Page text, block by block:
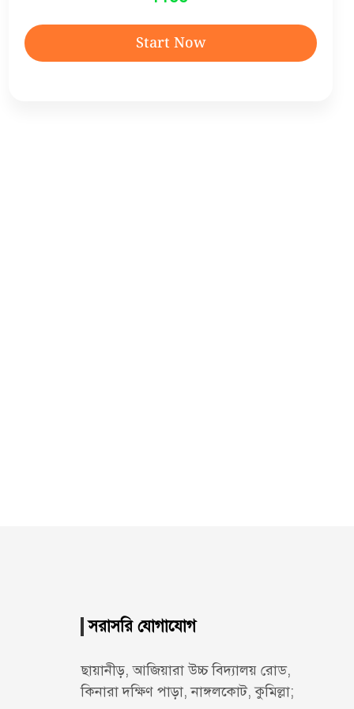
Start Now
সরাসরি যোগাযোগ
ছায়ানীড়, আজিয়ারা উচ্চ বিদ্যালয় রোড,
কিনারা দক্ষিণ পাড়া, নাঙ্গলকোট, কুমিল্লা;